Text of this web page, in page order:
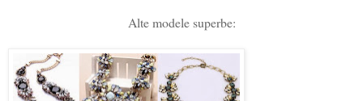
Alte modele superbe: